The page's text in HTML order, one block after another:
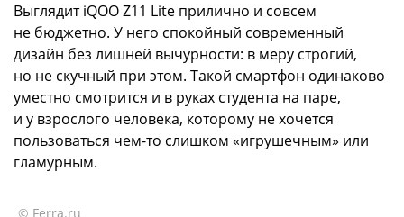
Выглядит iQOO Z11 Lite прилично и совсем
не бюджетно. У него спокойный современный
дизайн без лишней вычурности: в меру строгий,
но не скучный при этом. Такой смартфон одинаково
уместно смотрится и в руках студента на паре,
и у взрослого человека, которому не хочется
пользоваться чем-то слишком «игрушечным» или
гламурным.
© Ferra.ru